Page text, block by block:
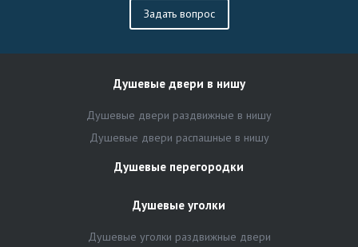
Задать вопрос
Душевые двери в нишу
Душевые двери раздвижные в нишу
Душевые двери распашные в нишу
Душевые перегородки
Душевые уголки
Душевые уголки раздвижные двери